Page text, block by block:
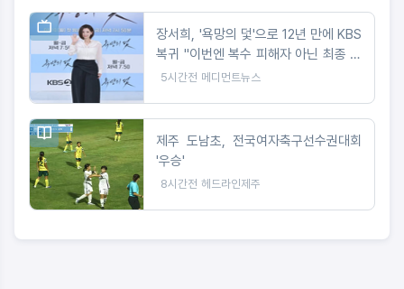
장서희, '욕망의 덫'으로 12년 만에 KBS
복귀 "이번엔 복수 피해자 아닌 최종 빌
런"
5시간전 메디먼트뉴스
제주 도남초, 전국여자축구선수권대회
'우승'
8시간전 헤드라인제주